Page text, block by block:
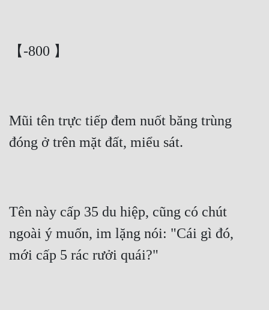
【-800 】
Mũi tên trực tiếp đem nuốt băng trùng
đóng ở trên mặt đất, miểu sát.
Tên này cấp 35 du hiệp, cũng có chút
ngoài ý muốn, im lặng nói: "Cái gì đó,
mới cấp 5 rác rưởi quái?"